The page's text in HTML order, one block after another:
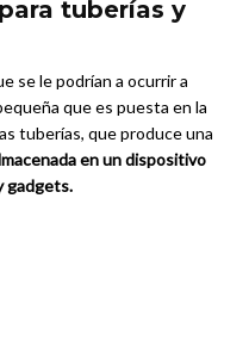
tuberías y
se le podrían a ocurrir a
que es puesta en la
tuberías, que produce una
en un dispositivo
gadgets.